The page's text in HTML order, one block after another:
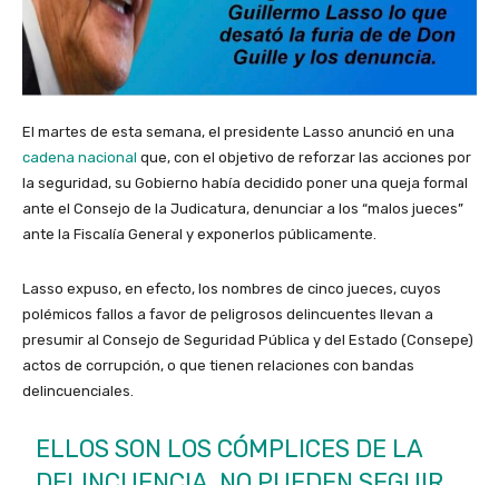
El martes de esta semana, el presidente Lasso anunció en una
cadena nacional que, con el objetivo de reforzar las acciones por
la seguridad, su Gobierno había decidido poner una queja formal
ante el Consejo de la Judicatura, denunciar a los “malos jueces”
ante la Fiscalía General y exponerlos públicamente.
Lasso expuso, en efecto, los nombres de cinco jueces, cuyos
polémicos fallos a favor de peligrosos delincuentes llevan a
presumir al Consejo de Seguridad Pública y del Estado (Consepe)
actos de corrupción, o que tienen relaciones con bandas
delincuenciales.
ELLOS SON LOS CÓMPLICES DE LA